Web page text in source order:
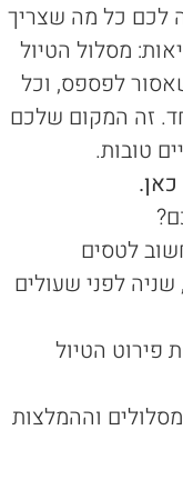
כל מה שצריך
מסלול הטיול
לפספס, וכל
זה המקום שלכם
טובות.
לטסים
לפני שעולים
הטיול
וההמלצות